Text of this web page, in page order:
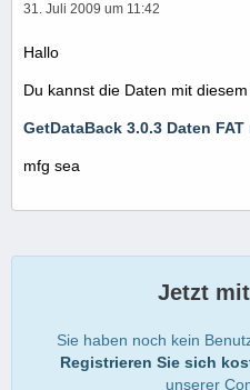
31. Juli 2009 um 11:42
Hallo
Du kannst die Daten mit
GetDataBack 3.0.3 Daten
mfg sea
Jetzt
Sie haben noch kein
Registrieren Sie sich
unserer